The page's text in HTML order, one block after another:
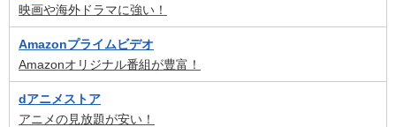
映画や海外ドラマに強い！
Amazonプライムビデオ
Amazonオリジナル番組が豊富！
dアニメストア
アニメの見放題が安い！